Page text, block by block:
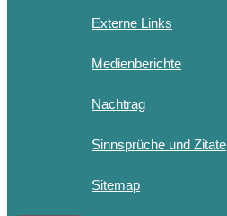
Externe Links
Medienberichte
Nachtrag
Sinnsprüche und Zitate
Sitemap